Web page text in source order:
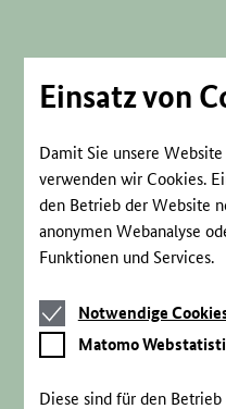
Einsatz von
Damit Sie unsere
verwenden wir Cookies.
den Betrieb der Website
anonymen Webanalyse
Funktionen und Services.
Notwendige
Cookies
Notwendige
Matomo
Webstatistik
Matomo
Diese sind für den